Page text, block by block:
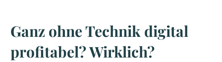
Ganz ohne Technik digital
profitabel? Wirklich?